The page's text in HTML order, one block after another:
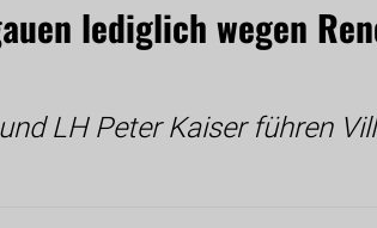
lediglich wegen
LH Peter Kaiser führen